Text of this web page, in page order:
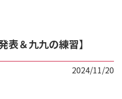
表＆九九の練習】
2024/11/20